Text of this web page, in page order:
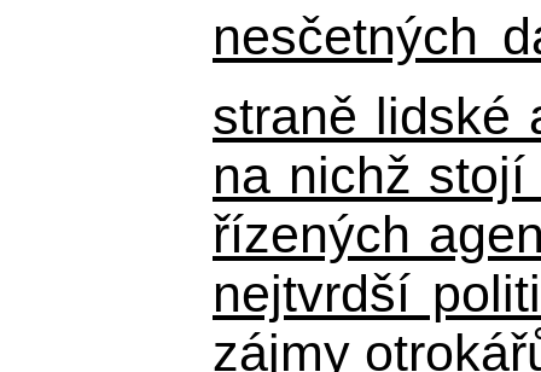
nesčetných
straně lidské
na nichž
řízených
nejtvrdší
zájmy